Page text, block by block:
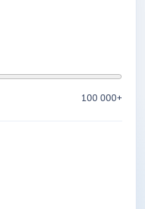
100 000+